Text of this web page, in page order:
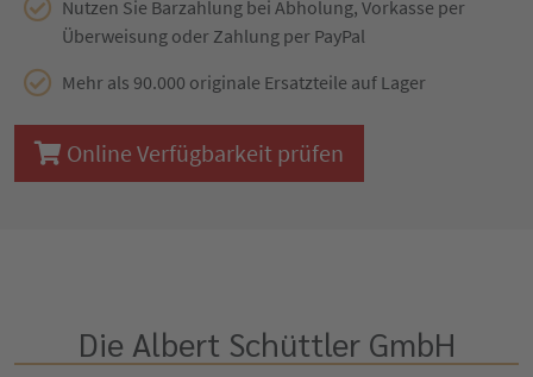
Nutzen Sie Barzahlung bei Abholung, Vorkasse per
Überweisung oder Zahlung per PayPal
Mehr als 90.000 originale Ersatzteile auf Lager
Online Verfügbarkeit prüfen
Die Albert Schüttler GmbH